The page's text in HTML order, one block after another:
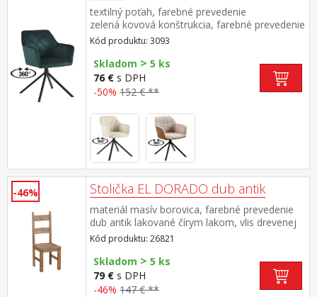
textilný poťah, farebné prevedenie
zelená kovová konštrukcia, farebné prevedenie
čierna otočná o 360 stupňov
Kód produktu: 3093
Skladom > 5 ks
76 € s DPH
-50% 152 € **
-46% Stolička EL DORADO dub antik
materiál masív borovica, farebné prevedenie
dub antik lakované čírym lakom, vlis drevenej
štruktúry súčasť zostavy EL DORADO
Kód produktu: 26821
Skladom > 5 ks
79 € s DPH
-46% 147 € **